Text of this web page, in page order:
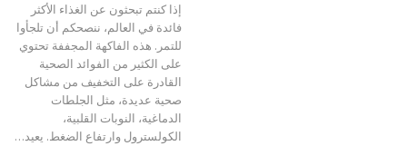
إذا كنتم تبحثون عن الغذاء الأكثر
فائدة في العالم، ننصحكم أن تلجأوا
للتمر. هذه الفاكهة المجففة تحتوي
على الكثير من الفوائد الصحية
القادرة على التخفيف من مشاكل
صحية عديدة، مثل الجلطات
الدماغية، النوبات القلبية،
الكولسترول وارتفاع الضغط. يعيد…